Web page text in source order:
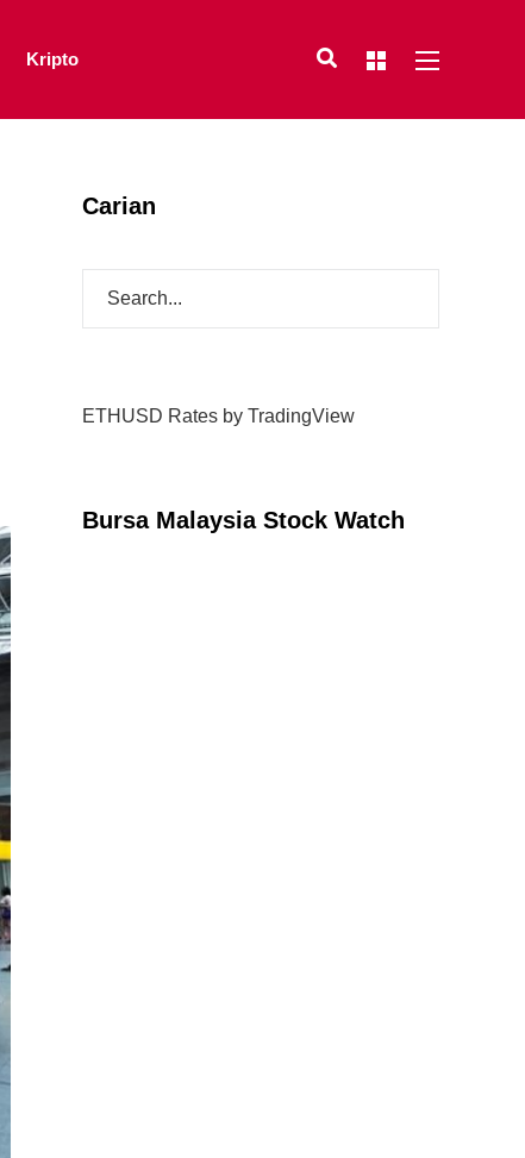
Kripto
Carian
ETHUSD Rates by TradingView
Bursa Malaysia Stock Watch